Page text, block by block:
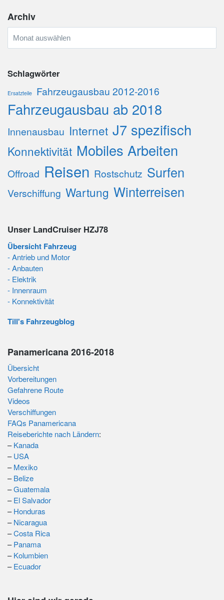
Archiv
Schlagwörter
Ersatzteile Fahrzeugausbau 2012-2016
Fahrzeugausbau ab 2018
Innenausbau Internet J7 spezifisch
Konnektivität Mobiles Arbeiten
Offroad Reisen Rostschutz Surfen
Verschiffung Wartung Winterreisen
Unser LandCruiser HZJ78
Übersicht Fahrzeug
- Antrieb und Motor
- Anbauten
- Elektrik
- Innenraum
- Konnektivität
Till's Fahrzeugblog
Panamericana 2016-2018
Übersicht
Vorbereitungen
Gefahrene Route
Videos
Verschiffungen
FAQs Panamericana
Reiseberichte nach Ländern:
–Kanada
–USA
–Mexiko
–Belize
–Guatemala
–El Salvador
–Honduras
–Nicaragua
–Costa Rica
–Panama
–Kolumbien
–Ecuador